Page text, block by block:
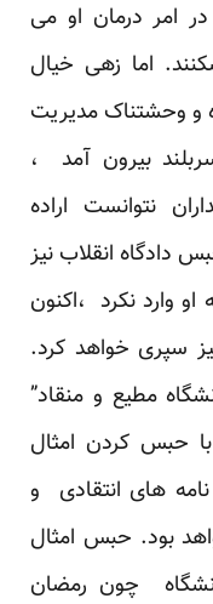
امر درمان او می
اما زهی خیال
و وحشتناک مدیریت
بیرون آمد ،
سپاه پاسداران نتوانست اراده
دادگاه انقلاب نیز
وارد نکرد ،اکنون
سپری خواهد کرد.
مطیع و منقاد”
حبس کردن امثال
های انتقادی و
بود. حبس امثال
چون رمضان